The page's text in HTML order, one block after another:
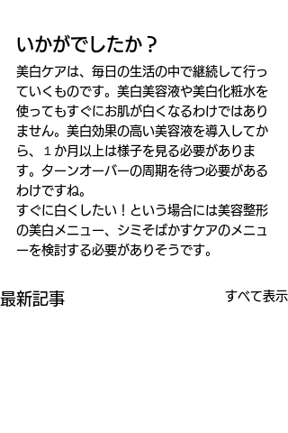
いかがでしたか？
美白ケアは、毎日の生活の中で継続して行っ
ていくものです。美白美容液や美白化粧水を
使ってもすぐにお肌が白くなるわけではあり
ません。美白効果の高い美容液を導入してか
ら、１か月以上は様子を見る必要がありま
す。ターンオーバーの周期を待つ必要がある
わけですね。
すぐに白くしたい！という場合には美容整形
の美白メニュー、シミそばかすケアのメニュ
ーを検討する必要がありそうです。
最新記事 すべて表示